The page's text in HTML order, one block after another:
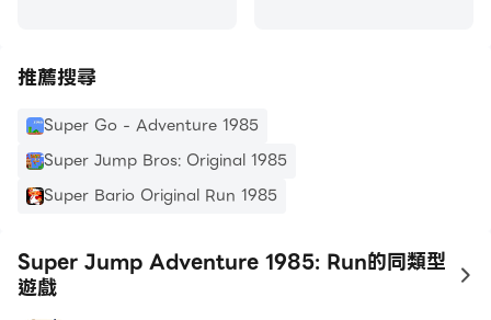
推薦搜尋
Super Go - Adventure 1985
Super Jump Bros: Original 1985
Super Bario Original Run 1985
Super Jump Adventure 1985: Run的同類型
遊戲
to